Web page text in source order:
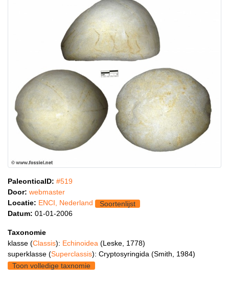
PaleonticaID: #519
Door: webmaster
Locatie: ENCI, Nederland
Soortenlijst
Datum: 01-01-2006
Taxonomie
klasse (Classis): Echinoidea (Leske, 1778)
superklasse (Superclassis): Cryptosyringida (Smith, 1984)
Toon volledige taxnomie